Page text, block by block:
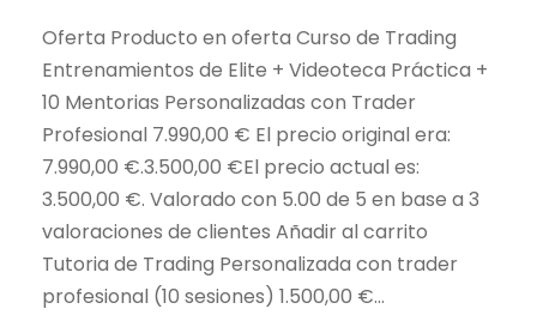
Oferta Producto en oferta Curso de Trading
Entrenamientos de Elite + Videoteca Práctica +
10 Mentorias Personalizadas con Trader
Profesional 7.990,00 € El precio original era:
7.990,00 €.3.500,00 €El precio actual es:
3.500,00 €. Valorado con 5.00 de 5 en base a 3
valoraciones de clientes Añadir al carrito
Tutoria de Trading Personalizada con trader
profesional (10 sesiones) 1.500,00 €...